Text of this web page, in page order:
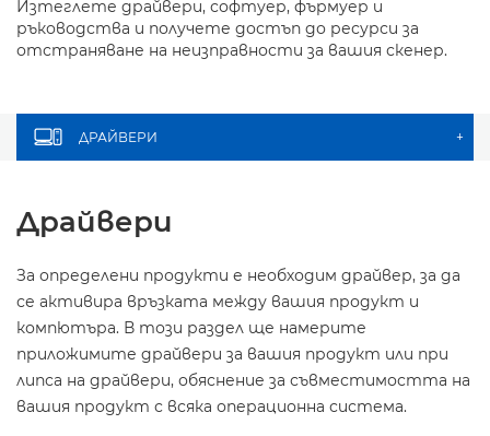
Изтеглете драйвери, софтуер, фърмуер и
ръководства и получете достъп до ресурси за
отстраняване на неизправности за вашия скенер.
ДРАЙВЕРИ +
Драйвери
За определени продукти е необходим драйвер, за да
се активира връзката между вашия продукт и
компютъра. В този раздел ще намерите
приложимите драйвери за вашия продукт или при
липса на драйвери, обяснение за съвместимостта на
вашия продукт с всяка операционна система.